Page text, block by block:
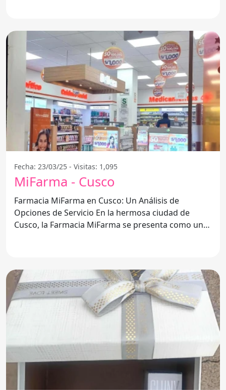
Fecha: 23/03/25 - Visitas: 1,095
MiFarma - Cusco
Farmacia MiFarma en Cusco: Un Análisis de
Opciones de Servicio En la hermosa ciudad de
Cusco, la Farmacia MiFarma se presenta como una